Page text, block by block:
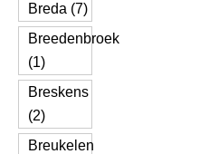
Breda (7)
Breedenbroek
(1)
Breskens
(2)
Breukelen